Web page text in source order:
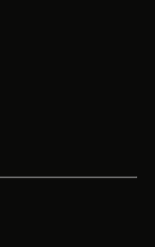
tab
in a new tab
tab